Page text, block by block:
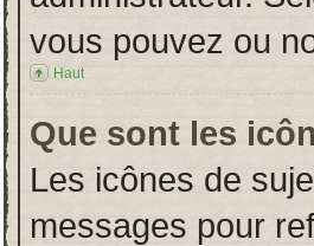
vous pouvez ou
Haut
Que sont les
Les icônes de
messages pour